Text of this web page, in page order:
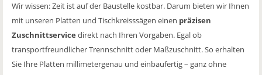
Wir wissen: Zeit ist auf der Baustelle kostbar. Darum bieten wir Ihnen
mit unseren Platten und Tischkreisssägen einen präzisen
Zuschnittservice direkt nach Ihren Vorgaben. Egal ob
transportfreundlicher Trennschnitt oder Maßzuschnitt. So erhalten
Sie Ihre Platten millimetergenau und einbaufertig – ganz ohne